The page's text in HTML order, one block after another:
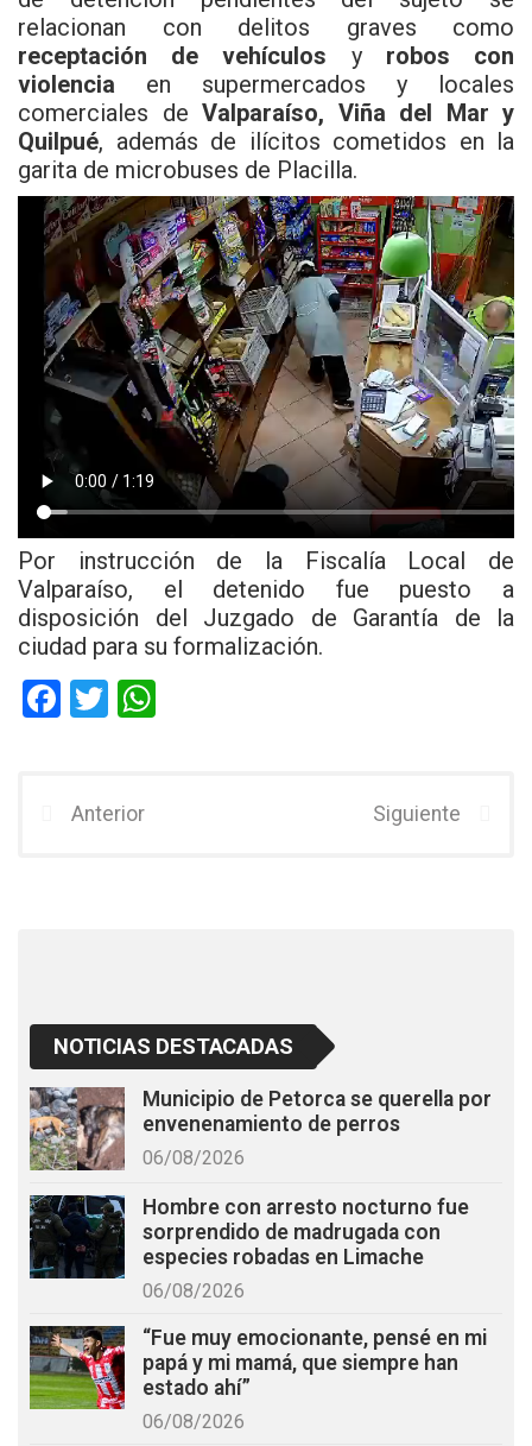
relacionan con delitos graves como
receptación de vehículos y robos con
violencia en supermercados y locales
comerciales de Valparaíso, Viña del Mar y
Quilpué, además de ilícitos cometidos en la
garita de microbuses de Placilla.
Por instrucción de la Fiscalía Local de
Valparaíso, el detenido fue puesto a
disposición del Juzgado de Garantía de la
ciudad para su formalización.
F
b
T
er
Anterior Siguiente
NOTICIAS DESTACADAS
Municipio de Petorca se querella por
envenenamiento de perros
06/08/2026
Hombre con arresto nocturno fue
sorprendido de madrugada con
especies robadas en Limache
06/08/2026
“Fue muy emocionante, pensé en mi
papá y mi mamá, que siempre han
estado ahí”
06/08/2026